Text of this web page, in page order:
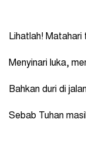
Lihatlah!
Menyinari luka,
Bahkan duri di
Sebab Tuhan